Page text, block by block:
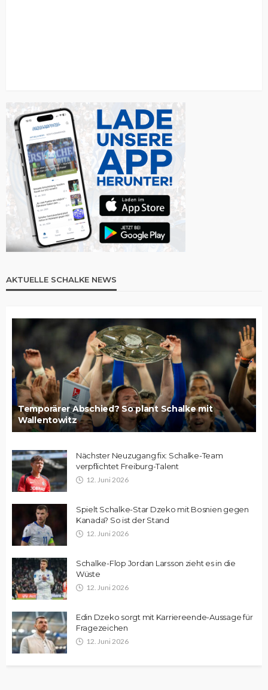
AKTUELLE SCHALKE NEWS
Temporärer Abschied? So plant Schalke mit
Wallentowitz
Nächster Neuzugang fix: Schalke-Team
verpflichtet Freiburg-Talent
12. Juni 2026
Spielt Schalke-Star Dzeko mit Bosnien gegen
Kanada? So ist der Stand
12. Juni 2026
Schalke-Flop Jordan Larsson zieht es in die
Wüste
12. Juni 2026
Edin Dzeko sorgt mit Karriereende-Aussage für
Fragezeichen
12. Juni 2026